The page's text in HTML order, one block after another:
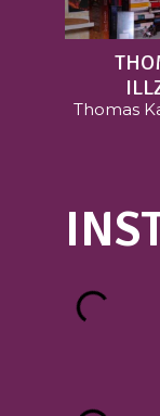
Thomas